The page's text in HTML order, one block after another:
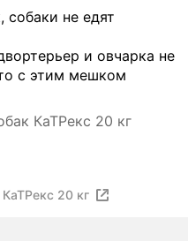
не едят
и овчарка не
с этим мешком
КаТРекс 20 кг
20 кг